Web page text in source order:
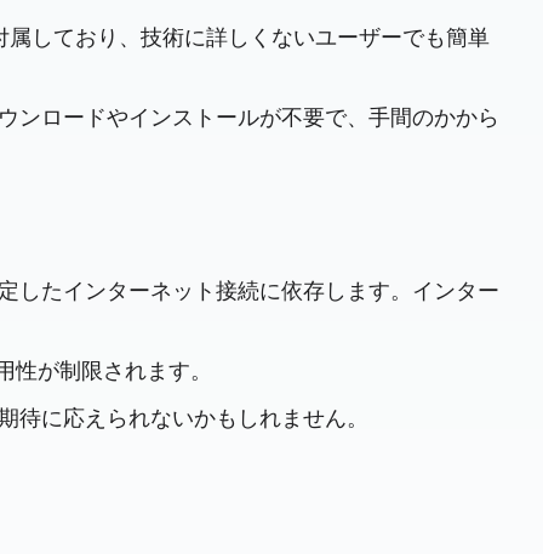
しており、技術に詳しくないユーザーでも簡単
ンロードやインストールが不要で、手間のかから
したインターネット接続に依存します。インター
が制限されます。
に応えられないかもしれません。